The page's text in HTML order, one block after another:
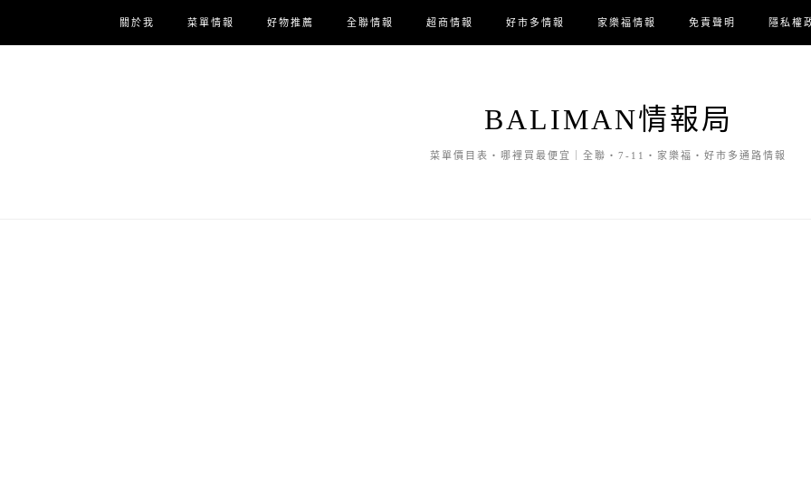
關於我 菜單情報 好物推薦 全聯情報 超商情報 好市多情報 家樂福情報 免責聲明 隱私權
BALIMAN情報局
菜單價目表・哪裡買最便宜｜全聯・7-11・家樂福・好市多通路情報